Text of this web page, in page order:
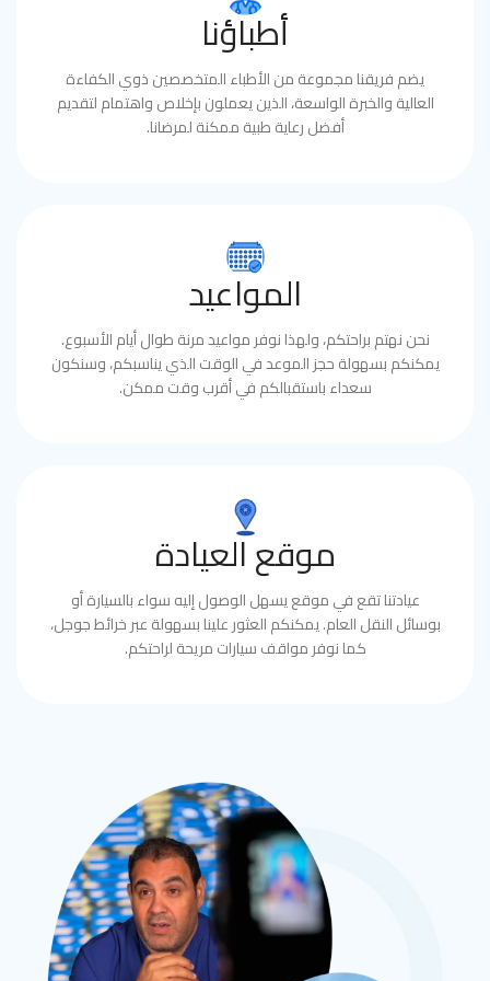
أطباؤنا
يضم فريقنا مجموعة من الأطباء المتخصصين ذوي الكفاءة
العالية والخبرة الواسعة، الذين يعملون بإخلاص واهتمام لتقديم
أفضل رعاية طبية ممكنة لمرضانا.
المواعيد
نحن نهتم براحتكم، ولهذا نوفر مواعيد مرنة طوال أيام الأسبوع.
يمكنكم بسهولة حجز الموعد في الوقت الذي يناسبكم، وسنكون
سعداء باستقبالكم في أقرب وقت ممكن.
موقع العيادة
عيادتنا تقع في موقع يسهل الوصول إليه سواء بالسيارة أو
بوسائل النقل العام. يمكنكم العثور علينا بسهولة عبر خرائط جوجل،
كما نوفر مواقف سيارات مريحة لراحتكم.